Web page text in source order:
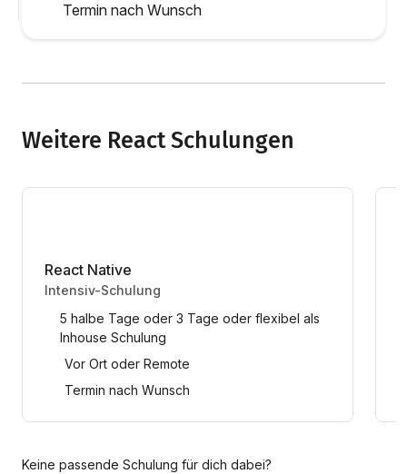
Termin nach Wunsch
Weitere React Schulungen
React Native
Intensiv-Schulung
5 halbe Tage oder 3 Tage oder flexibel als
Inhouse Schulung
Vor Ort oder Remote
Termin nach Wunsch
Keine passende Schulung für dich dabei?